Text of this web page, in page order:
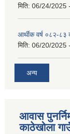
मिति: 06/24/2025
आर्थीक वर्ष ०८२-८३
मिति: 06/20/2025
अन्य
आवास
काठेखोला